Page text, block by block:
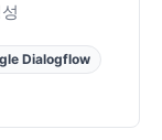
Dialogflow